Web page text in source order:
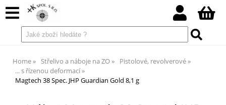
Home Střelivo a náboje na ZO
Pistolové, revolverové
... s řízenou deformací
Magtech 38 Spec. JHP Guardian Gold 8,1 g